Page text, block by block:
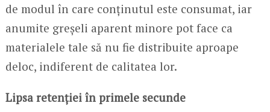
de modul în care conținutul este consumat, iar
anumite greșeli aparent minore pot face ca
materialele tale să nu fie distribuite aproape
deloc, indiferent de calitatea lor.
Lipsa retenției în primele secunde